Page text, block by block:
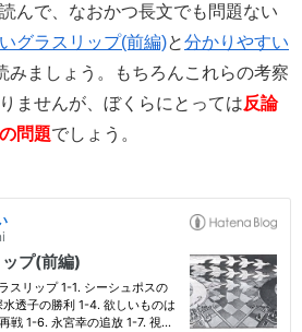
んで、なおかつ長文でも問題ない
グラスリップ(前編)と分かりやすい
みましょう。もちろんこれらの考察
ませんが、ぼくらにとっては反論
問題でしょう。